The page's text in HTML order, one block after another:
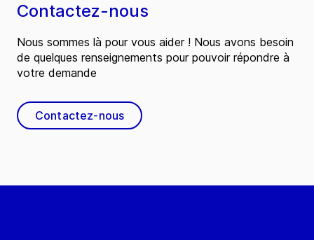
Contactez-nous
Nous sommes là pour vous aider ! Nous avons besoin
de quelques renseignements pour pouvoir répondre à
votre demande
Contactez-nous